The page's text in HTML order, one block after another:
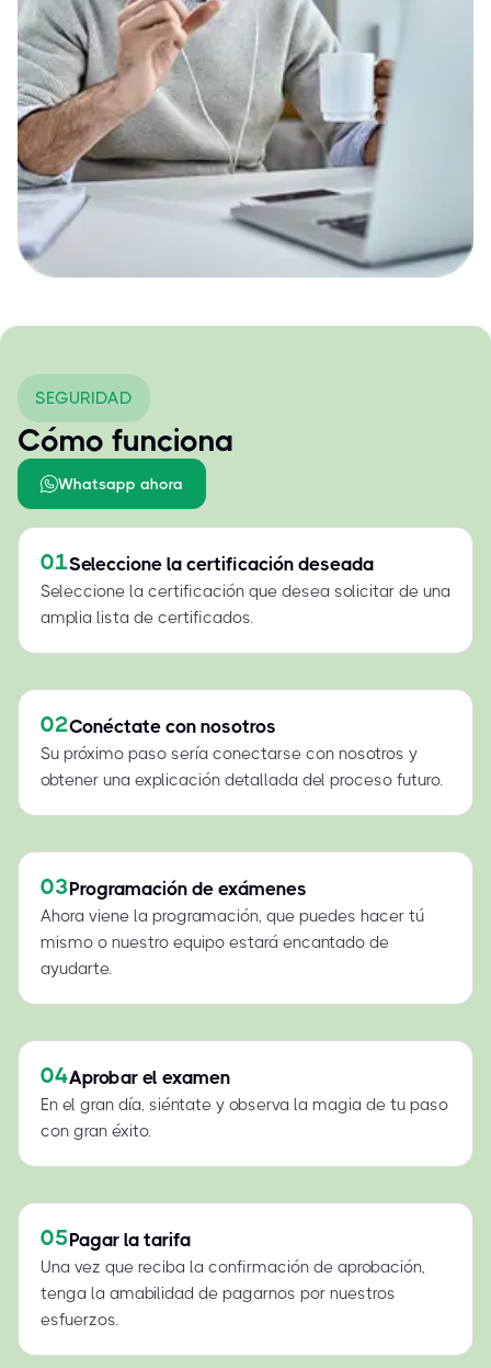
SEGURIDAD
Cómo funciona
Whatsapp ahora
01Seleccione la certificación deseada
Seleccione la certificación que desea solicitar de una
amplia lista de certificados.
02Conéctate con nosotros
Su próximo paso sería conectarse con nosotros y
obtener una explicación detallada del proceso futuro.
03Programación de exámenes
Ahora viene la programación, que puedes hacer tú
mismo o nuestro equipo estará encantado de
ayudarte.
04Aprobar el examen
En el gran día, siéntate y observa la magia de tu paso
con gran éxito.
05Pagar la tarifa
Una vez que reciba la confirmación de aprobación,
tenga la amabilidad de pagarnos por nuestros
esfuerzos.